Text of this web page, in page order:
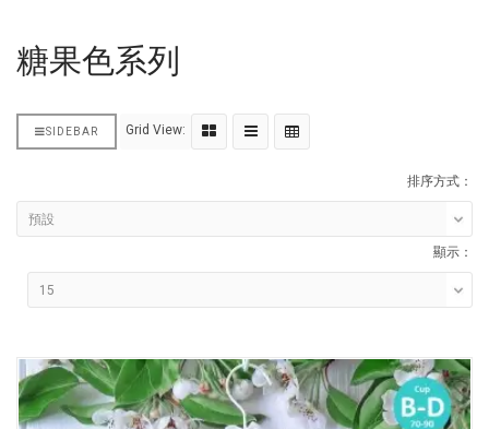
糖果色系列
SIDEBAR Grid View:
排序方式：
顯示：